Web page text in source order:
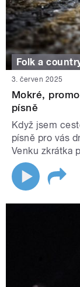
Folk a
3. červen 2025
Mokré,
písně
Když jsem
písně pro vás
Venku zkrátka